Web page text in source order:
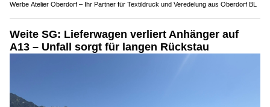
Werbe Atelier Oberdorf – Ihr Partner für Textildruck und Veredelung aus Oberdorf BL
Weite SG: Lieferwagen verliert Anhänger auf
A13 – Unfall sorgt für langen Rückstau